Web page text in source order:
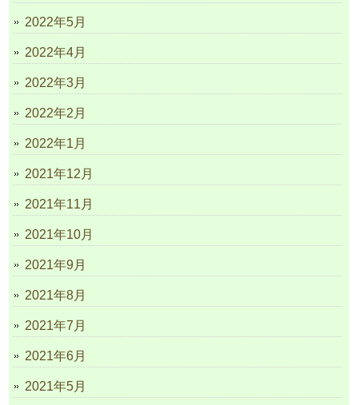
2022年5月
2022年4月
2022年3月
2022年2月
2022年1月
2021年12月
2021年11月
2021年10月
2021年9月
2021年8月
2021年7月
2021年6月
2021年5月